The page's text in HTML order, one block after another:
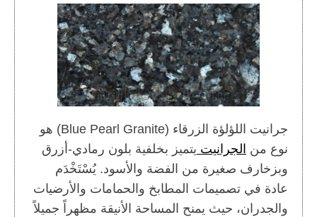
جرانيت اللؤلؤة الزرقاء (Blue Pearl Granite) هو
نوع من الجرانيت يتميز بخلفية بلون رمادي-أزرق
وبزخارف صغيرة من الفضة والأسود. يُسْتَخْدَم
عادة في تصميمات المطابخ والحمامات والأرضيات
والجدران، حيث يمنح المساحة الأنيقة مظهراً جميلاً